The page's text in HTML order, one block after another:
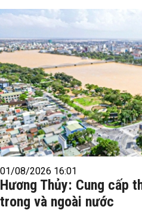
01/08/2026 16:01
Hương Thủy: Cung cấp
trong và ngoài nước